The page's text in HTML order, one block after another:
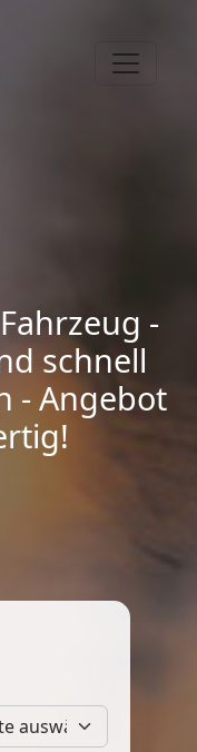
-
schnell
- Angebot